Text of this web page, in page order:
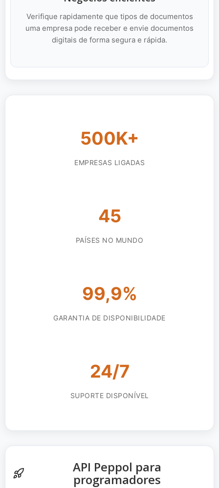
Verifique rapidamente que tipos de documentos
uma empresa pode receber e envie documentos
digitais de forma segura e rápida.
500K+
EMPRESAS LIGADAS
45
PAÍSES NO MUNDO
99,9%
GARANTIA DE DISPONIBILIDADE
24/7
SUPORTE DISPONÍVEL
API Peppol para
programadores